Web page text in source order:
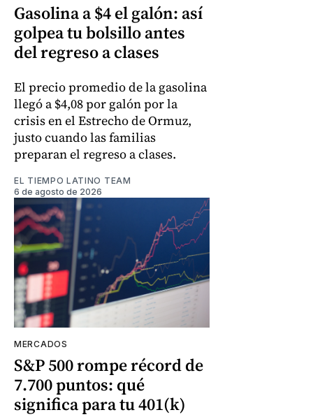
Gasolina a $4 el galón: así
golpea tu bolsillo antes
del regreso a clases
El precio promedio de la gasolina
llegó a $4,08 por galón por la
crisis en el Estrecho de Ormuz,
justo cuando las familias
preparan el regreso a clases.
EL TIEMPO LATINO TEAM
6 de agosto de 2026
MERCADOS
S&P 500 rompe récord de
7.700 puntos: qué
significa para tu 401(k)